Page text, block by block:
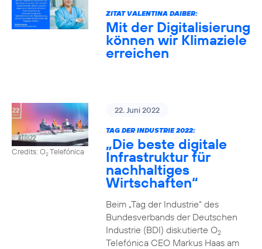
ZITAT VALENTINA DAIBER:
Mit der Digitalisierung
können wir Klimaziele
erreichen
Credits: O2Telefónica
22. Juni 2022
TAG DER INDUSTRIE 2022:
„Die beste digitale
Infrastruktur für
nachhaltiges
Wirtschaften“
Beim „Tag der Industrie“ des
Bundesverbands der Deutschen
Industrie (BDI) diskutierte O2
Telefónica CEO Markus Haas am